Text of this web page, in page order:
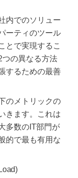
内でのソリュー
ーティのツール
とで実現するこ
つの異なる方法
するための最善
のメトリックの
きます。これは
多数のIT部門が
的で最も有用な